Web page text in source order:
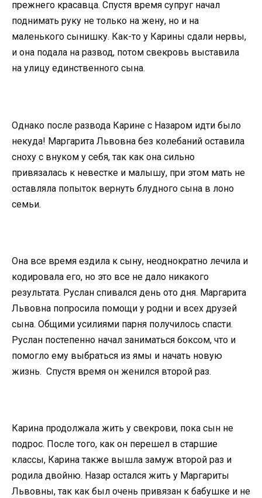
прежнего красавца. Спустя время супруг начал
поднимать руку не только на жену, но и на
маленького сынишку. Как-то у Карины сдали нервы,
и она подала на развод, потом свекровь выставила
на улицу единственного сына.
Однако после развода Карине с Назаром идти было
некуда! Маргарита Львовна без колебаний оставила
сноху с внуком у себя, так как она сильно
привязалась к невестке и малышу, при этом мать не
оставляла попыток вернуть блудного сына в лоно
семьи.
Она все время ездила к сыну, неоднократно лечила и
кодировала его, но это все не дало никакого
результата. Руслан спивался день ото дня. Маргарита
Львовна попросила помощи у родни и всех друзей
сына. Общими усилиями парня получилось спасти.
Руслан постепенно начал заниматься боксом, что и
помогло ему выбраться из ямы и начать новую
жизнь. Спустя время он женился второй раз.
Карина продолжала жить у свекрови, пока сын не
подрос. После того, как он перешел в старшие
классы, Карина также вышла замуж второй раз и
родила двойню. Назар остался жить у Маргариты
Львовны, так как был очень привязан к бабушке и не